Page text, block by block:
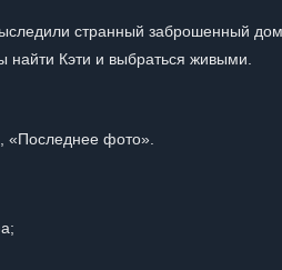
странный заброшенный
Кэти и выбраться живыми.
«Последнее фото».